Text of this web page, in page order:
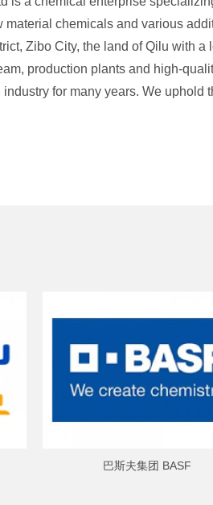
material chemicals and various
Zibo City, the land of Qilu with a
production plants and high-
industry for many years. We
巴斯夫集团 BASF